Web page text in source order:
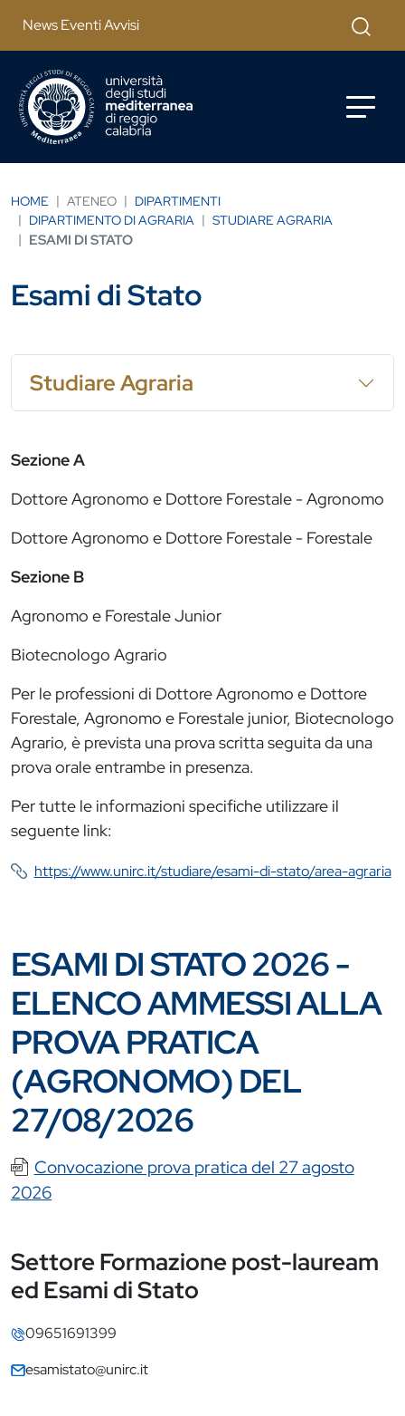
News Eventi Avvisi Cerca
HOME ATENEO
DIPARTIMENTI
DIPARTIMENTO DI AGRARIA
STUDIARE AGRARIA
ESAMI DI STATO
Esami di Stato
Studiare Agraria
Contatti
Settore Formazione post-lauream
ed Esami di Stato
Contatti
09651691399
esamistato@unirc.it
Sezione A
Dottore Agronomo e Dottore Forestale - Agronomo
Dottore Agronomo e Dottore Forestale - Forestale
Sezione B
Agronomo e Forestale Junior
Biotecnologo Agrario
Per le professioni di Dottore Agronomo e Dottore
Forestale, Agronomo e Forestale junior, Biotecnologo
Agrario, è prevista una prova scritta seguita da una
prova orale entrambe in presenza.
Per tutte le informazioni specifiche utilizzare il
seguente link:
https://www.unirc.it/studiare/esami-di-stato/area-agraria
ESAMI DI STATO 2026 -
ELENCO AMMESSI ALLA
PROVA PRATICA
(AGRONOMO) DEL
27/08/2026
Documento
Convocazione prova pratica del 27 agosto
2026